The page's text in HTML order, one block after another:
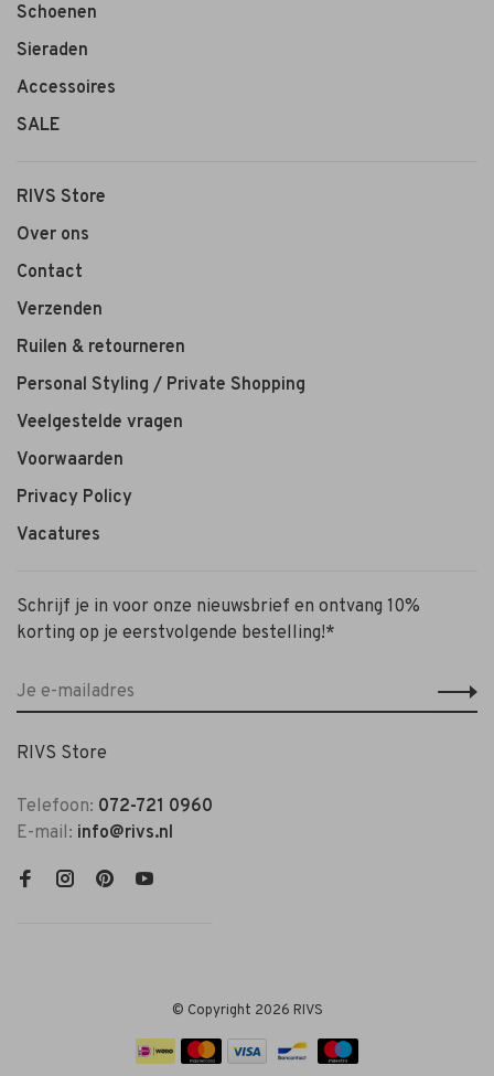
Schoenen
Sieraden
Accessoires
SALE
RIVS Store
Over ons
Contact
Verzenden
Ruilen & retourneren
Personal Styling / Private Shopping
Veelgestelde vragen
Voorwaarden
Privacy Policy
Vacatures
Schrijf je in voor onze nieuwsbrief en ontvang 10%
korting op je eerstvolgende bestelling!*
RIVS Store
Telefoon: 072-721 0960
E-mail: info@rivs.nl
© Copyright 2026 RIVS